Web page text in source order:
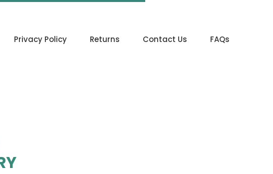
Privacy Policy Returns Contact Us FAQs